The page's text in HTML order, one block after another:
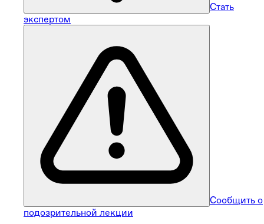
Стать
экспертом
Сообщить о
подозрительной лекции